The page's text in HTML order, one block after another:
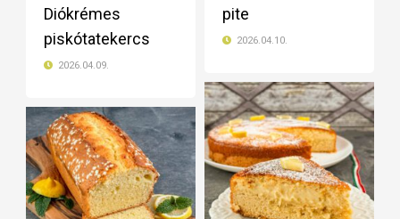
pite
2026.04.10.
Diókrémes
piskótatekercs
2026.04.09.